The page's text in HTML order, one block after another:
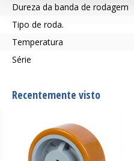
Dureza da banda de rodagem
Tipo de roda.
Temperatura
Série
Recentemente visto